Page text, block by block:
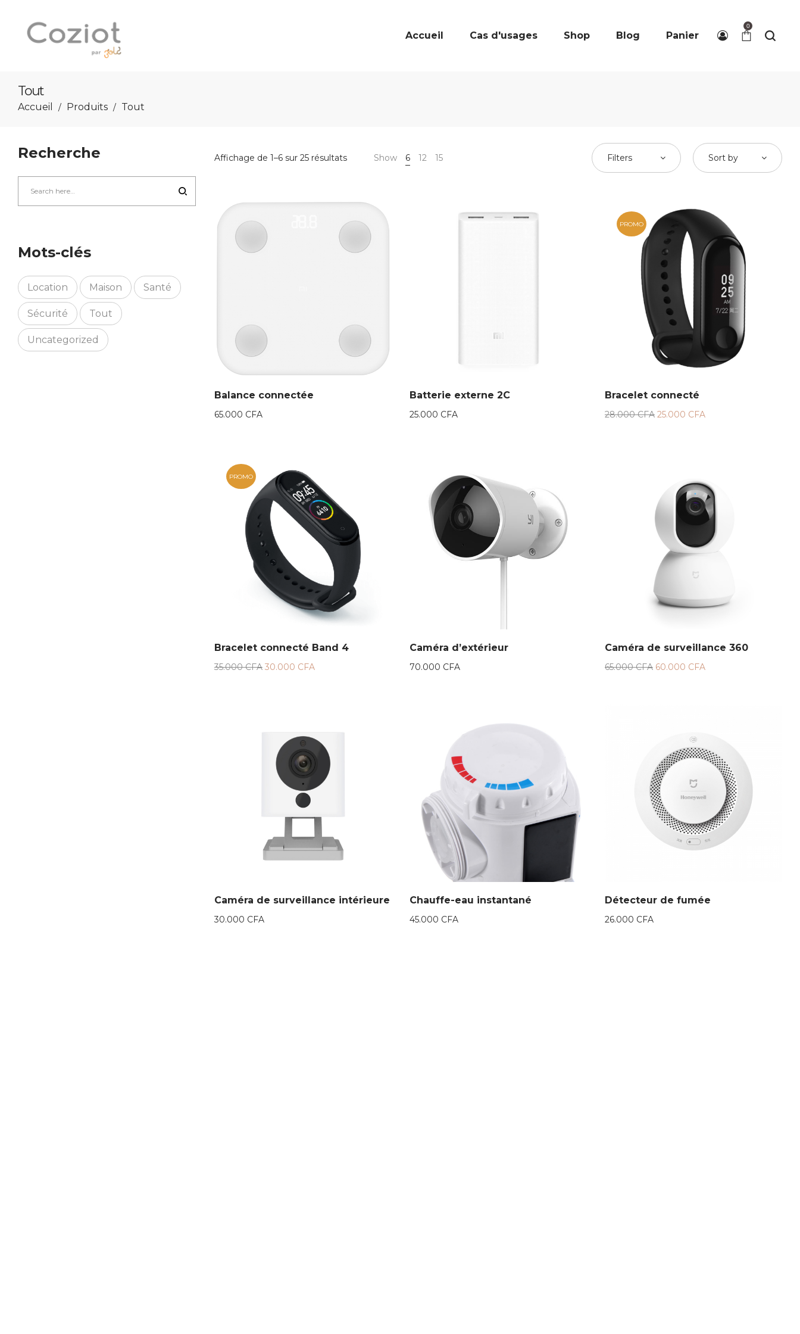
Coziot
0
Accueil Cas d'usages Shop Blog Panier
Tout
Accueil / Produits / Tout
Affichage de 1–6 sur 25 résultats Show 6 12 15 Filters Sort by
Balance connectée
65.000 CFA
Batterie externe 2C
25.000 CFA
PROMO
Bracelet connecté
28.000CFA 25.000 CFA
PROMO
Bracelet connecté Band 4
35.000CFA 30.000 CFA
Caméra d’extérieur
70.000 CFA
Caméra de surveillance 360
65.000CFA 60.000 CFA
Caméra de surveillance intérieure
30.000 CFA
Chauffe-eau instantané
45.000 CFA
Détecteur de fumée
26.000 CFA
Recherche
Mots-clés
Location Maison Santé
Sécurité Tout
Uncategorized